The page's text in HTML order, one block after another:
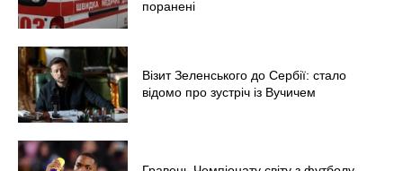
Меню
Київ
Україна
Економіка
Політика
поранені
Візит Зеленського до Сербії: стало
відомо про зустріч із Вучичем